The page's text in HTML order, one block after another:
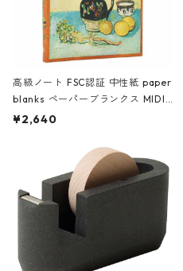
高級ノート FSC認証 中性紙 paper
blanks ペーパーブランクス MIDI
ハードカバー 罫線 ヴァン・ゴッホ
¥2,640